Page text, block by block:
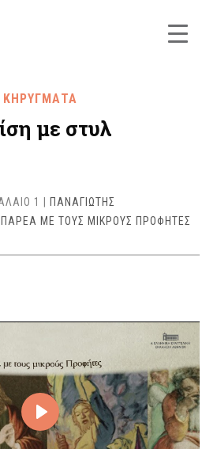
ΚΗΡΥΓΜΑΤΑ
με στυλ
1
ΠΑΝΑΓΙΩΤΗΣ
ΠΑΡΕΑ ΜΕ ΤΟΥΣ ΜΙΚΡΟΥΣ ΠΡΟΦΗΤΕΣ
Play